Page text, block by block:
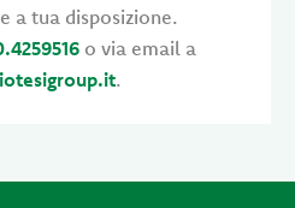
a tua disposizione.
o via email a
.